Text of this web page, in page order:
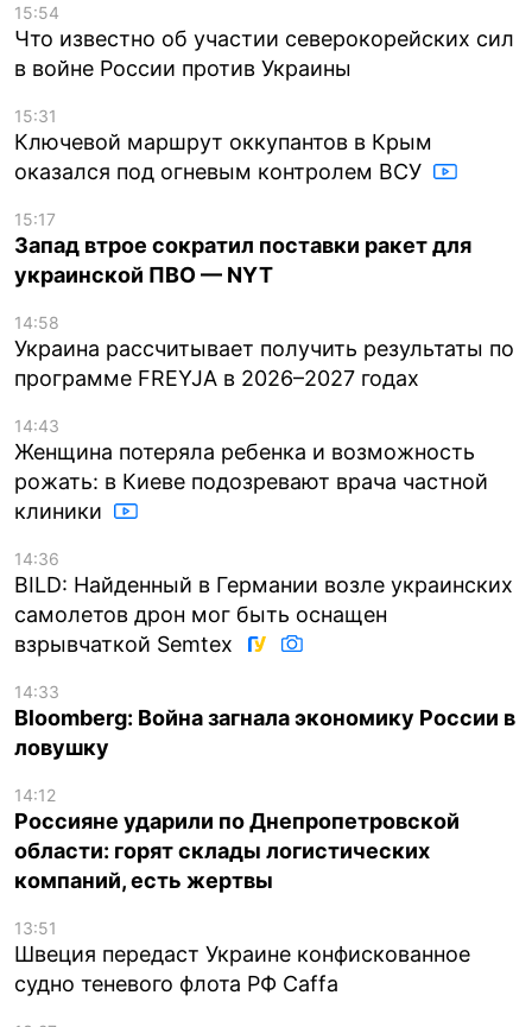
15:54
Что известно об участии северокорейских сил
в войне России против Украины
15:31
Ключевой маршрут оккупантов в Крым
оказался под огневым контролем ВСУ
15:17
Запад втрое сократил поставки ракет для
украинской ПВО — NYT
14:58
Украина рассчитывает получить результаты по
программе FREYJA в 2026–2027 годах
14:43
Женщина потеряла ребенка и возможность
рожать: в Киеве подозревают врача частной
клиники
14:36
BILD: Найденный в Германии возле украинских
самолетов дрон мог быть оснащен
взрывчаткой Semtex
14:33
Bloomberg: Война загнала экономику России в
ловушку
14:12
Россияне ударили по Днепропетровской
области: горят склады логистических
компаний, есть жертвы
13:51
Швеция передаст Украине конфискованное
судно теневого флота РФ Caffa